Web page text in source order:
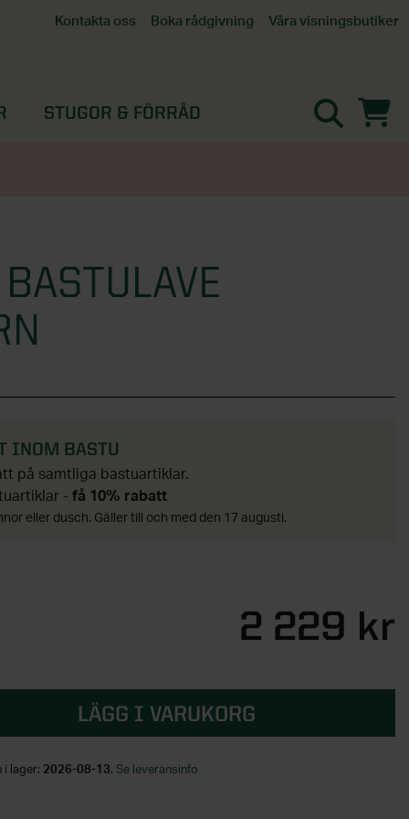
Kontakta oss Boka rådgivning Våra visningsbutiker
Göteborg
STUGOR & FÖRRÅD
INOM BASTU
på samtliga bastuartiklar.
- få 10% rabatt
eller dusch. Gäller till och med den 17 augusti.
2 229 kr
LÄGG I VARUKORG
i lager: 2026-08-13. Se leveransinfo